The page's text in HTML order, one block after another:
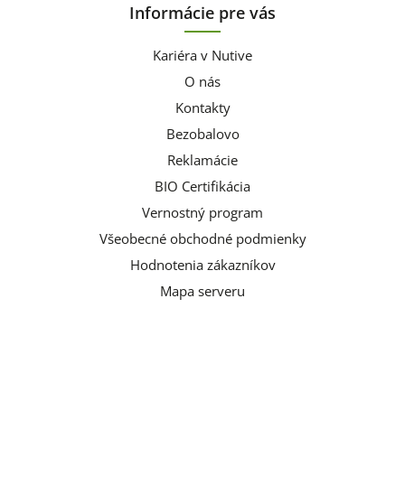
Informácie pre vás
Kariéra v Nutive
O nás
Kontakty
Bezobalovo
Reklamácie
BIO Certifikácia
Vernostný program
Všeobecné obchodné podmienky
Hodnotenia zákazníkov
Mapa serveru